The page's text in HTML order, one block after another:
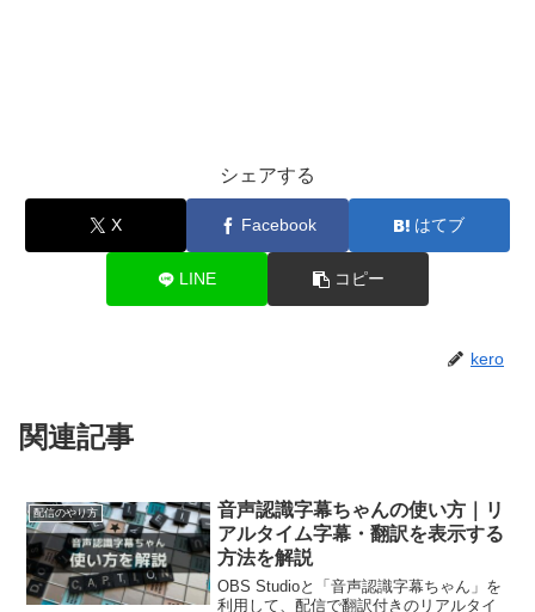
シェアする
X Facebook はてブ
LINE コピー
kero
関連記事
配信のやり方
音声認識字幕ちゃんの使い方｜リ
アルタイム字幕・翻訳を表示する
方法を解説
OBS Studioと「音声認識字幕ちゃん」を
利用して、配信で翻訳付きのリアルタイ